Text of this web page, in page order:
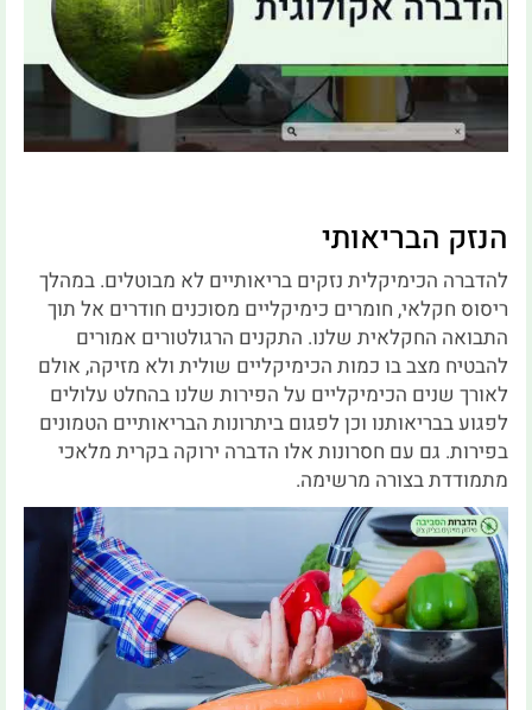
הנזק הבריאותי
להדברה הכימיקלית נזקים בריאותיים לא מבוטלים. במהלך
ריסוס חקלאי, חומרים כימיקליים מסוכנים חודרים אל תוך
התבואה החקלאית שלנו. התקנים הרגולטורים אמורים
להבטיח מצב בו כמות הכימיקליים שולית ולא מזיקה, אולם
לאורך שנים הכימיקליים על הפירות שלנו בהחלט עלולים
לפגוע בבריאותנו וכן לפגום ביתרונות הבריאותיים הטמונים
בפירות. גם עם חסרונות אלו הדברה ירוקה בקרית מלאכי
מתמודדת בצורה מרשימה.